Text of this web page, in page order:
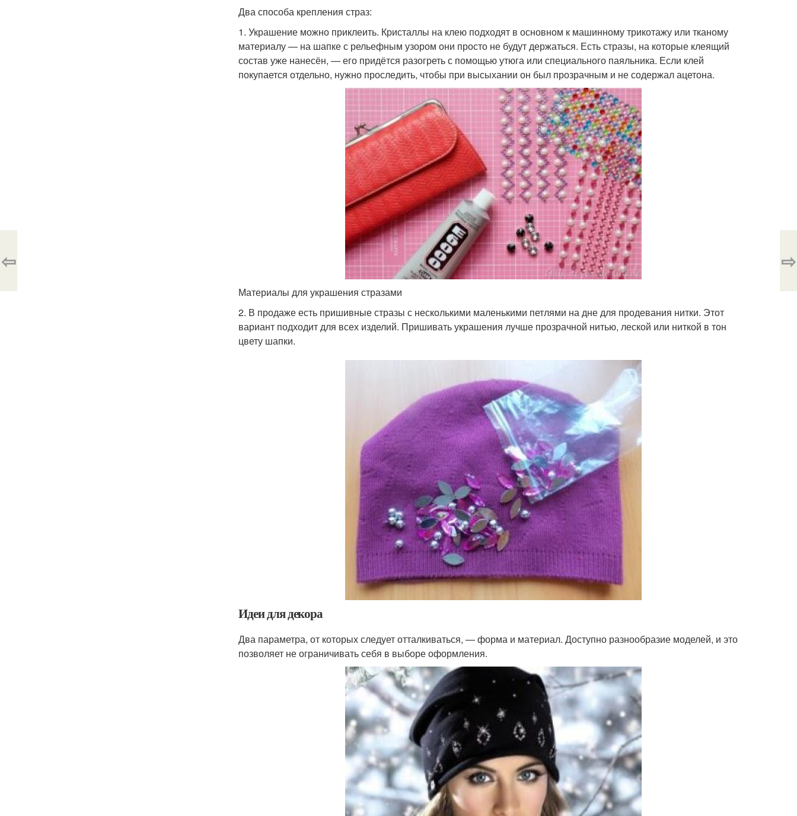
Два способа крепления страз:
1. Украшение можно приклеить. Кристаллы на клею подходят в основном к машинному трикотажу или тканому
материалу — на шапке с рельефным узором они просто не будут держаться. Есть стразы, на которые клеящий
состав уже нанесён, — его придётся разогреть с помощью утюга или специального паяльника. Если клей
покупается отдельно, нужно проследить, чтобы при высыхании он был прозрачным и не содержал ацетона.
Материалы для украшения стразами
2. В продаже есть пришивные стразы с несколькими маленькими петлями на дне для продевания нитки. Этот
вариант подходит для всех изделий. Пришивать украшения лучше прозрачной нитью, леской или ниткой в тон
цвету шапки.
Идеи для декора
Два параметра, от которых следует отталкиваться, — форма и материал. Доступно разнообразие моделей, и это
позволяет не ограничивать себя в выборе оформления.
⇦ ⇨